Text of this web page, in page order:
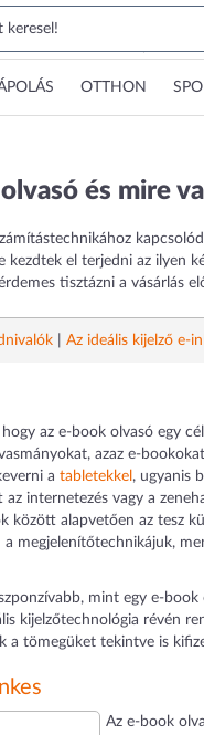
OTTHON
és mire
kezdtek el terjedni az ilyen
tisztázni a vásárlás
|Az ideális kijelző e-
az e-book olvasó egy
azaz e-
atabletekkel , ugyanis
internetezés vagy a
között alapvetően az tesz
megjelenítőtechnikájuk,
mint egy e-
kijelzőtechnológia révén
a tömegüket tekintve is
Az e-book